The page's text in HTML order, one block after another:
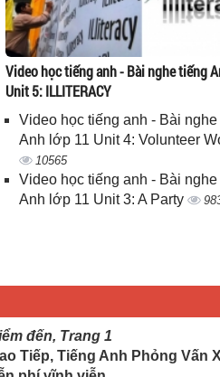
Video học tiếng anh - Bài nghe tiếng
Unit 5: ILLITERACY
Video học tiếng anh - Bài nghe
Anh lớp 11 Unit 4: Volunteer
10565
Video học tiếng anh - Bài nghe
Anh lớp 11 Unit 3: A Party
đến, Trang 1
Tiếp, Tiếng Anh Phỏng